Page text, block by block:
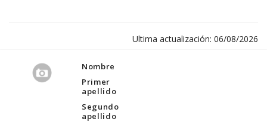
Ultima actualización: 06/08/2026
Nombre
Primer
apellido
Segundo
apellido